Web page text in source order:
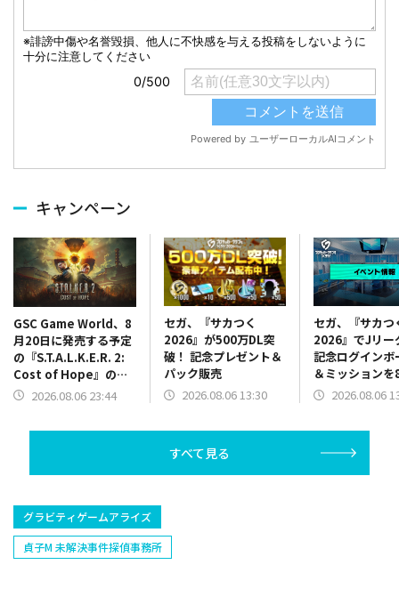
キャンペーン
GSC Game World、8
月20日に発売する予定
の『S.T.A.L.K.E.R. 2:
Cost of Hope』のロ
ケーションを紹介する
2026.08.06 23:44
セガ、『サカつく
2026』が500万DL突
破！ 記念プレゼント＆
パック販売
2026.08.06 13:30
セガ、『サカつ
2026』でJリー
記念ログインボ
＆ミッション
13時より開催
2026.08.06
すべて見る
グラビティゲームアライズ
貞子M 未解決事件探偵事務所